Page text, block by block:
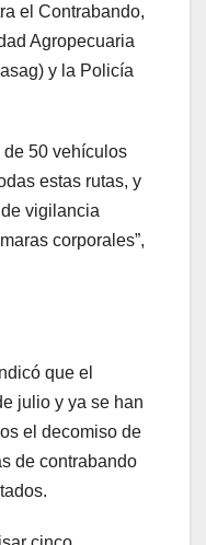
el Contrabando,
Agropecuaria
y la Policía
de 50 vehículos
estas rutas, y
vigilancia
corporales”,
que el
julio y ya se han
el decomiso de
de contrabando